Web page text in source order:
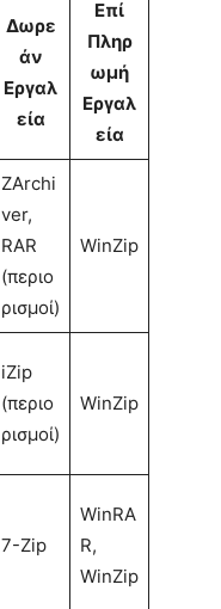
Δωρε
άν
Εργαλ
εία
Επί
Πληρ
ωμή
Εργαλ
εία
ZArchi
ver,
RAR
(περιο
ρισμοί)
WinZip
iZip
(περιο
ρισμοί)
WinZip
7-Zip
WinRA
R,
WinZip